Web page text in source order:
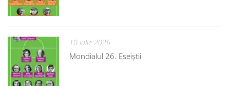
10 iulie 2026
Mondialul 26. Eseiștii